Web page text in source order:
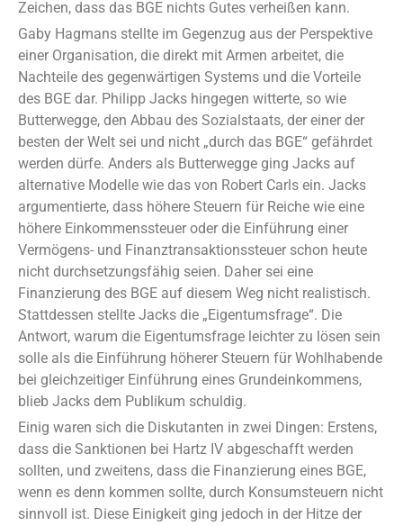
Zeichen, dass das BGE nichts Gutes verheißen kann.
Gaby Hagmans stellte im Gegenzug aus der Perspektive
einer Organisation, die direkt mit Armen arbeitet, die
Nachteile des gegenwärtigen Systems und die Vorteile
des BGE dar. Philipp Jacks hingegen witterte, so wie
Butterwegge, den Abbau des Sozialstaats, der einer der
besten der Welt sei und nicht „durch das BGE“ gefährdet
werden dürfe. Anders als Butterwegge ging Jacks auf
alternative Modelle wie das von Robert Carls ein. Jacks
argumentierte, dass höhere Steuern für Reiche wie eine
höhere Einkommenssteuer oder die Einführung einer
Vermögens- und Finanztransaktionssteuer schon heute
nicht durchsetzungsfähig seien. Daher sei eine
Finanzierung des BGE auf diesem Weg nicht realistisch.
Stattdessen stellte Jacks die „Eigentumsfrage“. Die
Antwort, warum die Eigentumsfrage leichter zu lösen sein
solle als die Einführung höherer Steuern für Wohlhabende
bei gleichzeitiger Einführung eines Grundeinkommens,
blieb Jacks dem Publikum schuldig.
Einig waren sich die Diskutanten in zwei Dingen: Erstens,
dass die Sanktionen bei Hartz IV abgeschafft werden
sollten, und zweitens, dass die Finanzierung eines BGE,
wenn es denn kommen sollte, durch Konsumsteuern nicht
sinnvoll ist. Diese Einigkeit ging jedoch in der Hitze der